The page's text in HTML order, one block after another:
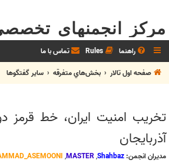
مرکز انجمنهای
راهنما Rules تماس با ما
صفحه اول تالار
بخش‌‌هاي متفرقه ساير گفتگوها
تخریب امنیت ایران، خط قرمز
آذربایجان
مدیران انجمن: Shahbaz
,
MASTER
,